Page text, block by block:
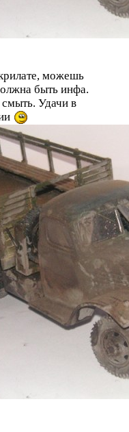
можешь
быть инфа.
Удачи в